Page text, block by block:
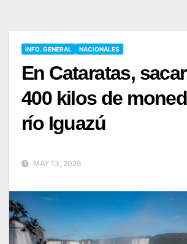
INFO. GENERAL NACIONALES
En Cataratas,
400 kilos de
río Iguazú
MAY 13, 2026